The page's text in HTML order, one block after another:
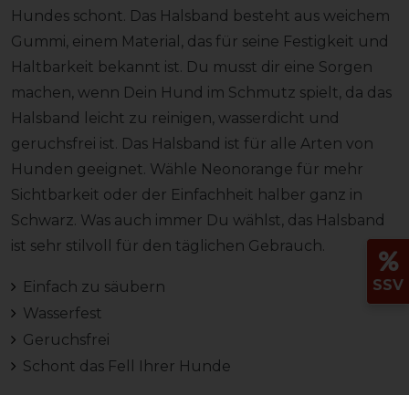
Hundes schont. Das Halsband besteht aus weichem
Gummi, einem Material, das für seine Festigkeit und
Haltbarkeit bekannt ist. Du musst dir eine Sorgen
machen, wenn Dein Hund im Schmutz spielt, da das
Halsband leicht zu reinigen, wasserdicht und
geruchsfrei ist. Das Halsband ist für alle Arten von
Hunden geeignet. Wähle Neonorange für mehr
Sichtbarkeit oder der Einfachheit halber ganz in
Schwarz. Was auch immer Du wählst, das Halsband
ist sehr stilvoll für den täglichen Gebrauch.
Einfach zu säubern
Wasserfest
Geruchsfrei
Schont das Fell Ihrer Hunde
SSV